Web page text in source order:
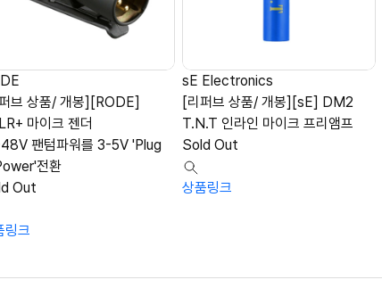
브 상품/ 개봉][RODE]
마이크 젠더
팬텀파워를 3-5V 'Plug
전환
Out
링크
sE Electronics
[리퍼브 상품/ 개봉][sE] DM2
T.N.T 인라인 마이크 프리앰프
Sold Out
상품링크